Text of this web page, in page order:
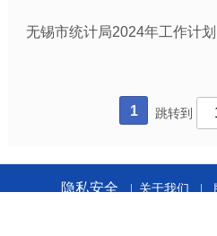
无锡市统计局2024年工作计划
1 跳转到
隐私安全 关于我们